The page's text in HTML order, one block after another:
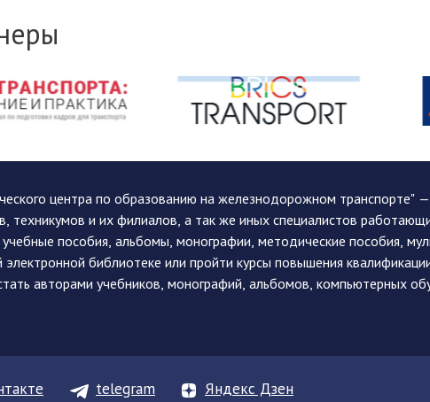
центра по образованию на железнодорожном транспорте"
техникумов и их филиалов, а так же иных специалистов
пособия, альбомы, монографии, методические пособия,
библиотеке или пройти курсы повышения
авторами учебников, монографий, альбомов, компьютерных
telegram Яндекс Дзен